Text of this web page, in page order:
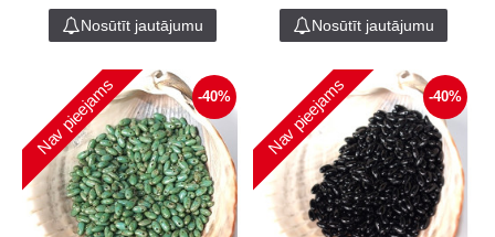
Nosūtīt jautājumu Nosūtīt jautājumu
-40%
Nav pieejams -40%
Nav pieejams